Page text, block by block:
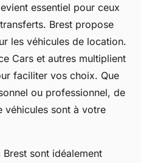
essentiel pour ceux
Brest propose
les véhicules de location.
Cars et autres multiplient
faciliter vos choix. Que
ou professionnel, de
véhicules sont à votre
sont idéalement